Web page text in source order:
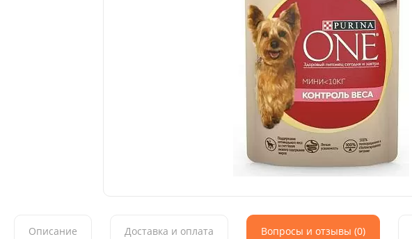
Описание Доставка и оплата Вопросы и отзывы (0)